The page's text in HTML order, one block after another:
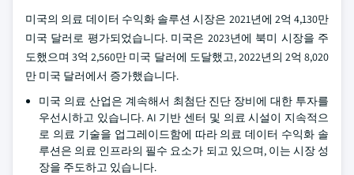
미국의 의료 데이터 수익화 솔루션 시장은 2021년에 2억 4,130만
미국 달러로 평가되었습니다. 미국은 2023년에 북미 시장을 주
도했으며 3억 2,560만 미국 달러에 도달했고, 2022년의 2억 8,020
만 미국 달러에서 증가했습니다.
미국 의료 산업은 계속해서 최첨단 진단 장비에 대한 투자를
우선시하고 있습니다. AI 기반 센터 및 의료 시설이 지속적으
로 의료 기술을 업그레이드함에 따라 의료 데이터 수익화 솔
루션은 의료 인프라의 필수 요소가 되고 있으며, 이는 시장 성
장을 주도하고 있습니다.